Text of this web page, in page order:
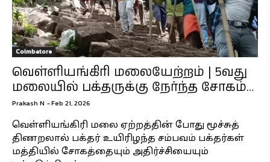
Coimbatore
வெள்ளியங்கிரி மலையேற்றம் | 5வது
மலையில் பக்தருக்கு நேர்ந்த சோகம்…
Prakash N -Feb 21, 2026
வெள்ளியங்கிரி மலை ஏற்றத்தின் போது மூச்சுத்
திணறலால் பக்தர் உயிரிழந்த சம்பவம் பக்தர்கள்
மத்தியில் சோகத்தையும் அதிர்ச்சியையும்